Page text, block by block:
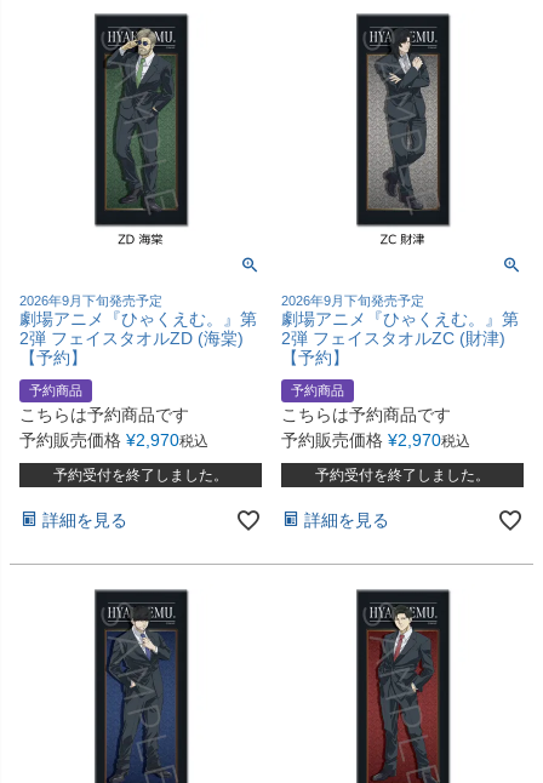
2026年9月下旬発売予定
劇場アニメ『ひゃくえむ。』第
2弾 フェイスタオルZD (海棠)
【予約】
予約商品
こちらは予約商品です
予約販売価格 ¥2,970税込
予約受付を終了しました。
詳細を見る
2026年9月下旬発売予定
劇場アニメ『ひゃくえむ。』第
2弾 フェイスタオルZC (財津)
【予約】
予約商品
こちらは予約商品です
予約販売価格 ¥2,970税込
予約受付を終了しました。
詳細を見る